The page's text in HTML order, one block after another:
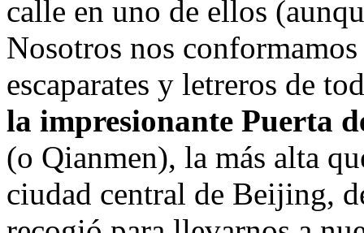
calle en uno de ellos
Nosotros nos
escaparates y letreros de
la impresionante Puerta
(o Qianmen), la más alta
ciudad central de Beijing,